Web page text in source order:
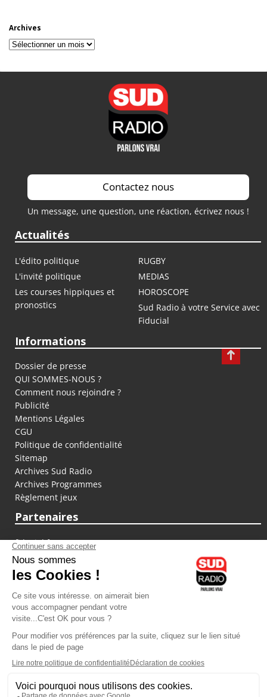
Archives
Archives
Contactez nous
Un message, une question, une réaction, écrivez nous !
Actualités
L'édito politique
RUGBY
L'invité politique
MEDIAS
Les courses hippiques et
pronostics
HOROSCOPE
Sud Radio à votre Service avec
Fiducial
Informations
Dossier de presse
QUI SOMMES-NOUS ?
Comment nous rejoindre ?
Publicité
Mentions Légales
CGU
Politique de confidentialité
Sitemap
Archives Sud Radio
Archives Programmes
Règlement jeux
Partenaires
fiducial.fr
lyoncapitale.fr
olympique-et-lyonnais.com
L'application Iphone / Android
Téléchargez l'application
Les cookies
Gestion des cookies